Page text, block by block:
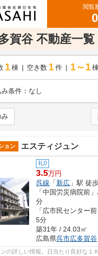
閲覧
0
賀谷 不動産一覧
1棟 空き数 1 件 1～1
条件： なし
ョン エスティジュン
礼0
3.5万円
呉線 「新広 」駅 徒
「中国労災病院前
分
「広市民センター
5分
築31年 / 24.03㎡
広島県呉市広多賀谷
の詳しい情報。日当たり良好な１